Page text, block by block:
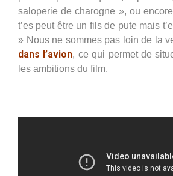
saloperie de charogne », ou
t’es peut être un fils de pute mais
» Nous ne sommes pas loin de la
dans l’avion, ce qui permet de
les ambitions du film.